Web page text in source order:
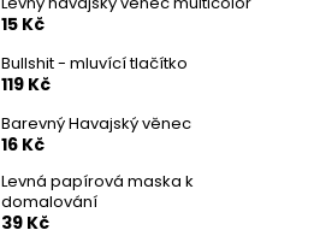
15 Kč
Bullshit - mluvící tlačítko
119 Kč
Barevný Havajský věnec
16 Kč
Levná papírová maska k
domalování
39 Kč